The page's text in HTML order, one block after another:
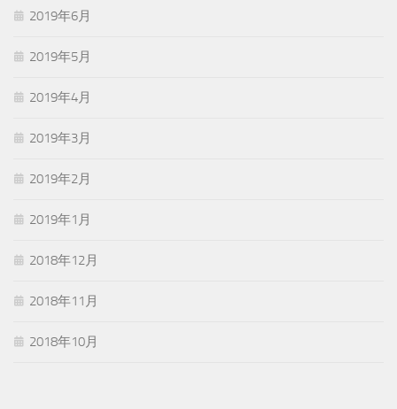
2019年6月
2019年5月
2019年4月
2019年3月
2019年2月
2019年1月
2018年12月
2018年11月
2018年10月